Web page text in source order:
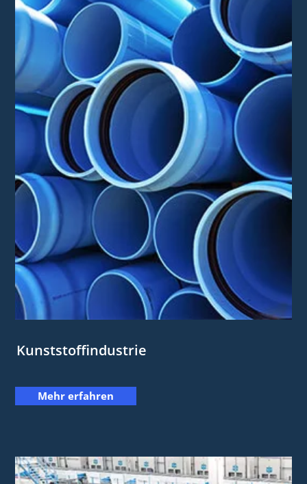
Kunststoffindustrie
Mehr erfahren